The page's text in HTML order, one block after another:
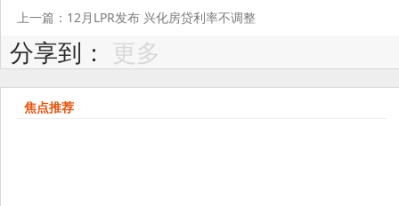
上一篇：12月LPR发布 兴化房贷利率不调整
分享到： 更多
焦点推荐